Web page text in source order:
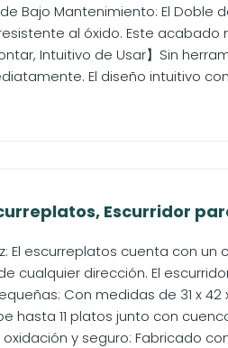
de Bajo Mantenimiento: El
al óxido. Este
Intuitivo de Usar】Sin
El diseño intuitivo
Escurridor
El escurreplatos cuenta con un
cualquier dirección. El
Con medidas de 31 x
hasta 11 platos junto con
y seguro: Fabricado